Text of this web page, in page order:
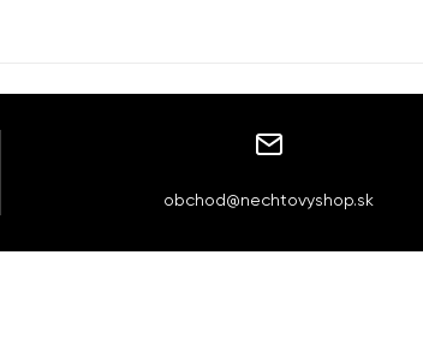
obchod@nechtovyshop.sk